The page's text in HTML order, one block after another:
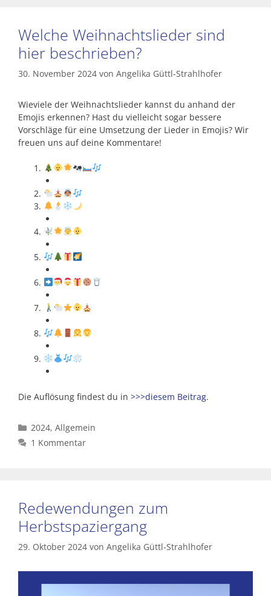
Welche Weihnachtslieder sind
hier beschrieben?
30. November 2024 von Angelika Güttl-Strahlhofer
Wieviele der Weihnachtslieder kannst du anhand der
Emojis erkennen? Hast du vielleicht sogar bessere
Vorschläge für eine Umsetzung der Lieder in Emojis? Wir
freuen uns auf deine Kommentare!
Die Auflösung findest du in >>>diesem Beitrag.
Kategorien
2024,Allgemein
1 Kommentar
Redewendungen zum
Herbstspaziergang
29. Oktober 2024 von Angelika Güttl-Strahlhofer